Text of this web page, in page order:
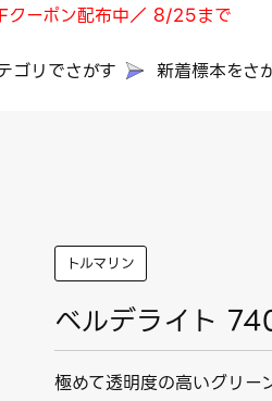
ーポン配布中／ 8/25まで
ゴリでさがす 新着標本をさ
トルマリン
ベルデライト
極めて透明度の高いグリー